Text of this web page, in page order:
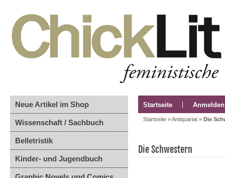
Neue Artikel im Shop
Wissenschaft / Sachbuch
Belletristik
Kinder- und Jugendbuch
Startseite Anmelden
Startseite »Antiquariat » Die
Die Schwestern